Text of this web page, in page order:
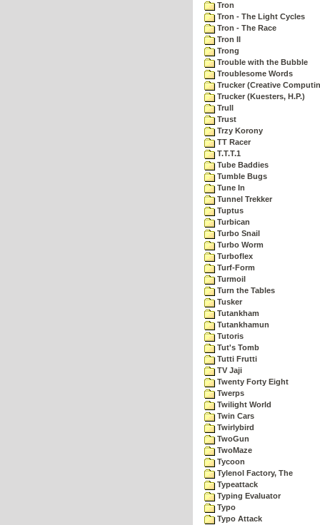
Tron
Tron - The Light Cycles
Tron - The Race
Tron II
Trong
Trouble with the Bubble
Troublesome Words
Trucker (Creative
Trucker (Kuesters, H.P.)
Trull
Trust
Trzy Korony
TT Racer
T.T.T.1
Tube Baddies
Tumble Bugs
Tune In
Tunnel Trekker
Tuptus
Turbican
Turbo Snail
Turbo Worm
Turboflex
Turf-Form
Turmoil
Turn the Tables
Tusker
Tutankham
Tutankhamun
Tutoris
Tut's Tomb
Tutti Frutti
TV Jaji
Twenty Forty Eight
Twerps
Twilight World
Twin Cars
Twirlybird
TwoGun
TwoMaze
Tycoon
Tylenol Factory, The
Typeattack
Typing Evaluator
Typo
Typo Attack